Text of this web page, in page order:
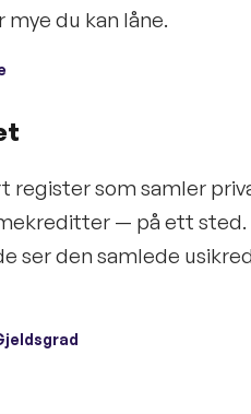
du kan låne.
som samler
— på ett sted.
ser den samlede